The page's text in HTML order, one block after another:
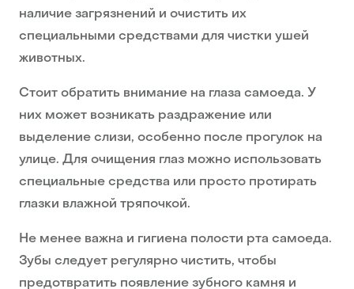
наличие загрязнений и очистить их
специальными средствами для чистки ушей
животных.
Стоит обратить внимание на глаза самоеда. У
них может возникать раздражение или
выделение слизи, особенно после прогулок на
улице. Для очищения глаз можно использовать
специальные средства или просто протирать
глазки влажной тряпочкой.
Не менее важна и гигиена полости рта самоеда.
Зубы следует регулярно чистить, чтобы
предотвратить появление зубного камня и